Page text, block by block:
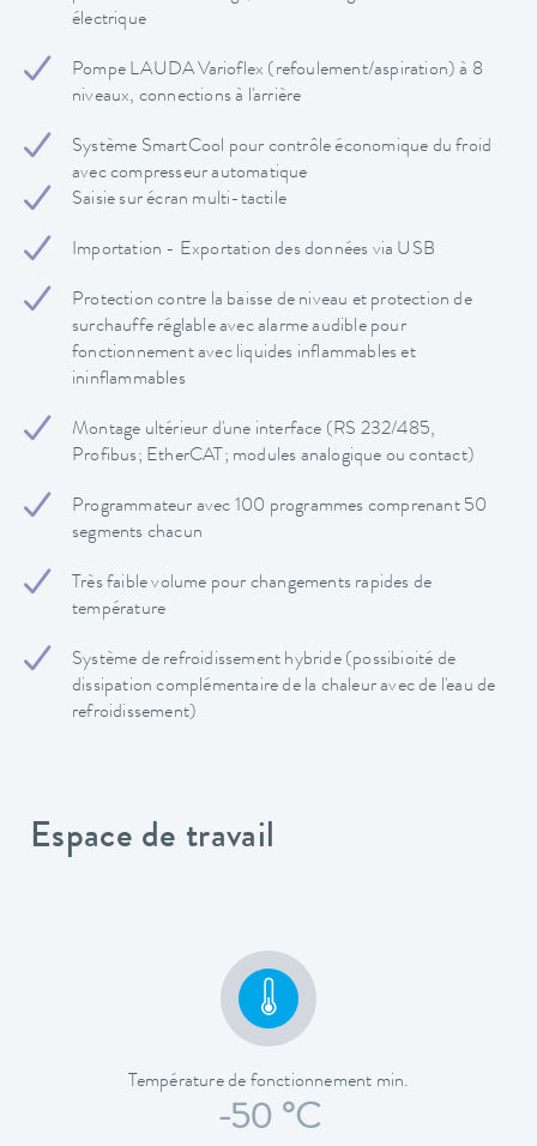
électrique
Pompe LAUDA Varioflex (refoulement/aspiration) à 8
niveaux, connections à l'arrière
Système SmartCool pour contrôle économique du froid
avec compresseur automatique
Saisie sur écran multi-tactile
Importation - Exportation des données via USB
Protection contre la baisse de niveau et protection de
surchauffe réglable avec alarme audible pour
fonctionnement avec liquides inflammables et
ininflammables
Montage ultérieur d'une interface (RS 232/485,
Profibus; EtherCAT; modules analogique ou contact)
Programmateur avec 100 programmes comprenant 50
segments chacun
Très faible volume pour changements rapides de
température
Système de refroidissement hybride (possibioité de
dissipation complémentaire de la chaleur avec de l'eau de
refroidissement)
Espace de travail
Température de fonctionnement min.
-50 °C